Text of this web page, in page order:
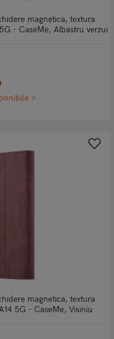
magnetica, textura
- CaseMe, Albastru verzui
>
magnetica, textura
5G - CaseMe, Visiniu